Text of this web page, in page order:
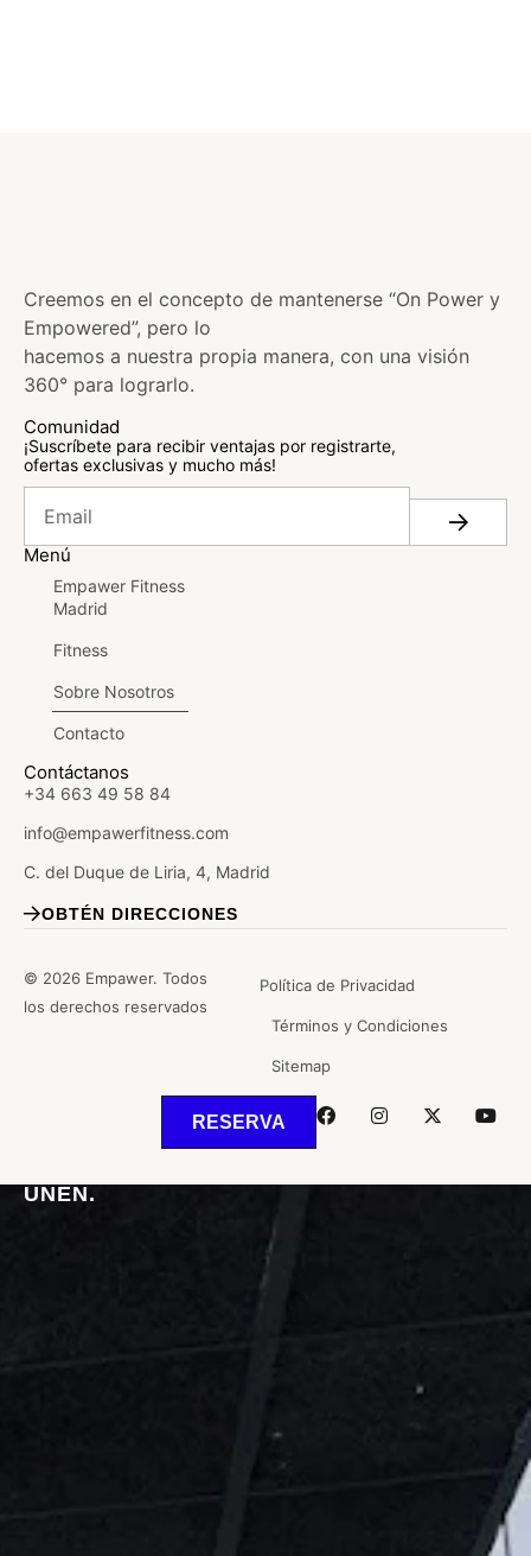
Creemos en el concepto de mantenerse “On Power y
Empowered”, pero lo
hacemos a nuestra propia manera, con una visión
360° para lograrlo.
Comunidad
¡Suscríbete para recibir ventajas por registrarte,
ofertas exclusivas y mucho más!
Menú
Empawer Fitness
Madrid
Fitness
Sobre Nosotros
Contacto
Contáctanos
+34 663 49 58 84
info@empawerfitness.com
C. del Duque de Liria, 4, Madrid
OBTÉN DIRECCIONES
© 2026 Empawer. Todos
los derechos reservados
Política de Privacidad
Términos y Condiciones
Sitemap
RESERVA
UNEN.